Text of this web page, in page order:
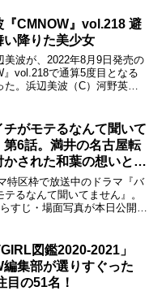
『CMNOW』vol.218 避
い降りた美少女
美波が、2022年8月9日発売の
』vol.218で通算5度目となる
た。浜辺美波（C）河野英喜
説『らんまん』など、...
チがモテるなんて聞いて
第6話。満井の名古屋転
かされた和葉の想いと
特区枠で放送中のドラマ『バ
テるなんて聞いてません』。
すじ・場面写真が本日公開さ
る決断をした和葉（高梨
らく満井と...
図鑑2020-2021」
編集部が選りすぐった
目の51名！